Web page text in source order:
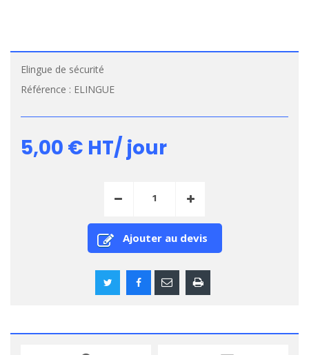
Elingue de sécurité
Référence : ELINGUE
5,00 € HT/ jour
Ajouter au devis